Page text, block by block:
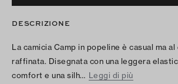
DESCRIZIONE
La camicia Camp in popeline è casual ma
raffinata. Disegnata con una leggera
comfort e una silh… Leggi di più